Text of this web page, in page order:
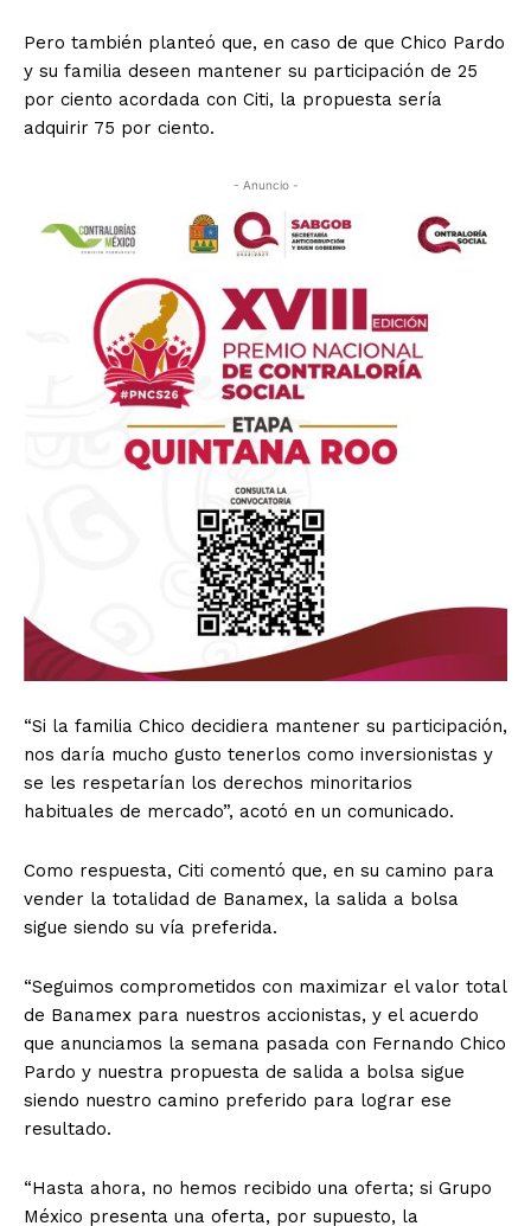
Pero también planteó que, en caso de que Chico Pardo
y su familia deseen mantener su participación de 25
por ciento acordada con Citi, la propuesta sería
adquirir 75 por ciento.
- Anuncio -
“Si la familia Chico decidiera mantener su participación,
nos daría mucho gusto tenerlos como inversionistas y
se les respetarían los derechos minoritarios
habituales de mercado”, acotó en un comunicado.
Como respuesta, Citi comentó que, en su camino para
vender la totalidad de Banamex, la salida a bolsa
sigue siendo su vía preferida.
“Seguimos comprometidos con maximizar el valor total
de Banamex para nuestros accionistas, y el acuerdo
que anunciamos la semana pasada con Fernando Chico
Pardo y nuestra propuesta de salida a bolsa sigue
siendo nuestro camino preferido para lograr ese
resultado.
“Hasta ahora, no hemos recibido una oferta; si Grupo
México presenta una oferta, por supuesto, la